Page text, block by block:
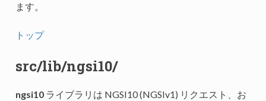
ます。
トップ
src/lib/ngsi10/
ngsi10ライブラリは NGSI10 (NGSIv1) リクエスト、お